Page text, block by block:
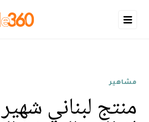
مشاهير
منتج لبناني